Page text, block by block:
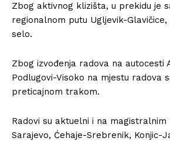
Zbog aktivnog klizišta, u prekidu je
regionalnom putu Ugljevik-
selo.
Zbog izvođenja radova na autocesti
Podlugovi-Visoko na mjestu radova
preticajnom trakom.
Radovi su aktuelni i na magistralnim
Sarajevo, Ćehaje-Srebrenik, Konjic-